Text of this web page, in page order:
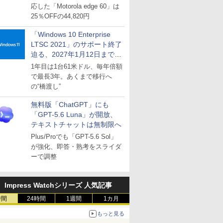
応した「Motorola edge 60」は
25％OFFの44,820円
「Windows 10 Enterprise
LTSC 2021」のサポート終了
迫る、2027年1月12日まで
～ESUは9月1日から販売
1年目は1台61米ドル、毎年倍額
で最長3年。あくまで移行へ
の“橋渡し”
無料版「ChatGPT」にも
「GPT-5.6 Luna」が開放、
テキストチャットは無制限へ
Plus/Proでも「GPT-5.6 Sol」
が強化、即答・熟考をスライダ
ーで調整
Impress Watchシリーズ 人気記事
24時間 1週間 1カ月
もっと見る